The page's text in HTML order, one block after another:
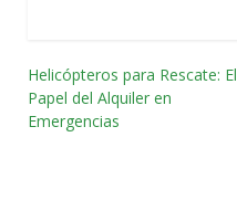
Navegación
por
Helicópteros para Rescate: El
Papel del Alquiler en
Emergencias